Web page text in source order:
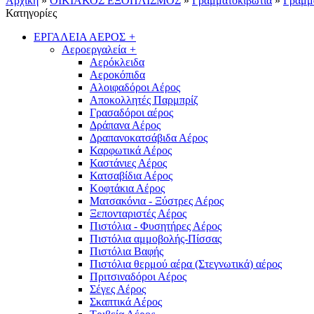
Κατηγορίες
ΕΡΓΑΛΕΙΑ ΑΕΡΟΣ +
Αεροεργαλεία +
Αερόκλειδα
Αεροκόπιδα
Αλοιφαδόροι Αέρος
Αποκολλητές Παρμπρίζ
Γρασαδόροι αέρος
Δράπανα Αέρος
Δραπανοκατσάβιδα Αέρος
Καρφωτικά Αέρος
Καστάνιες Αέρος
Κατσαβίδια Αέρος
Κοφτάκια Αέρος
Ματσακόνια - Ξύστρες Αέρος
Ξεπονταριστές Αέρος
Πιστόλια - Φυσητήρες Αέρος
Πιστόλια αμμοβολής-Πίσσας
Πιστόλια Βαφής
Πιστόλια θερμού αέρα (Στεγνωτικά) αέρος
Πριτσιναδόροι Αέρος
Σέγες Αέρος
Σκαπτικά Αέρος